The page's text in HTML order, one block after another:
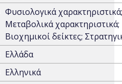
Φυσιολογικά χαρακτηριστικά;
Μεταβολικά χαρακτηριστικά;
Βιοχημικοί δείκτες;
Ελλάδα
Ελληνικά